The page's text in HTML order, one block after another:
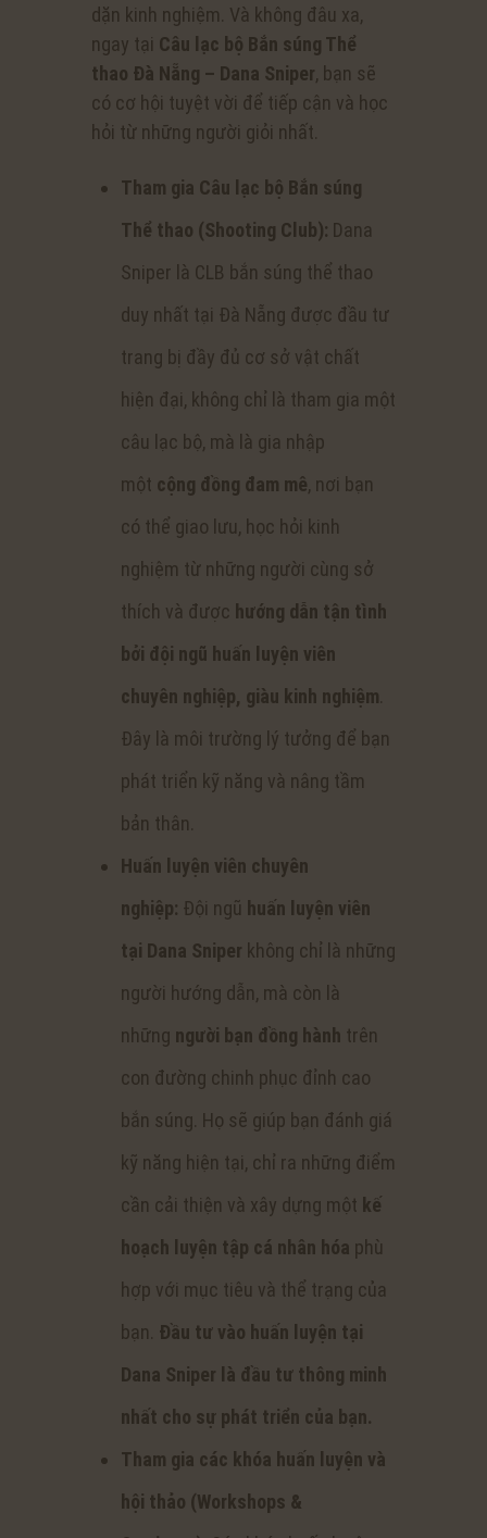
dặn kinh nghiệm. Và không đâu xa,
ngay tại Câu lạc bộ Bắn súng Thể
thao Đà Nẵng – Dana Sniper, bạn sẽ
có cơ hội tuyệt vời để tiếp cận và học
hỏi từ những người giỏi nhất.
Tham gia Câu lạc bộ Bắn súng
Thể thao (Shooting Club): Dana
Sniper là CLB bắn súng thể thao
duy nhất tại Đà Nẵng được đầu tư
trang bị đầy đủ cơ sở vật chất
hiện đại, không chỉ là tham gia một
câu lạc bộ, mà là gia nhập
một cộng đồng đam mê, nơi bạn
có thể giao lưu, học hỏi kinh
nghiệm từ những người cùng sở
thích và được hướng dẫn tận tình
bởi đội ngũ huấn luyện viên
chuyên nghiệp, giàu kinh nghiệm
Đây là môi trường lý tưởng để bạn
phát triển kỹ năng và nâng tầm
bản thân.
Huấn luyện viên chuyên
nghiệp: Đội ngũ huấn luyện viên
tại Dana Sniper không chỉ là những
người hướng dẫn, mà còn là
những người bạn đồng hành trên
con đường chinh phục đỉnh cao
bắn súng. Họ sẽ giúp bạn đánh giá
kỹ năng hiện tại, chỉ ra những điểm
cần cải thiện và xây dựng một kế
hoạch luyện tập cá nhân hóa phù
hợp với mục tiêu và thể trạng của
bạn. Đầu tư vào huấn luyện tại
Dana Sniper là đầu tư thông minh
nhất cho sự phát triển của bạn.
Tham gia các khóa huấn luyện và
hội thảo (Workshops &